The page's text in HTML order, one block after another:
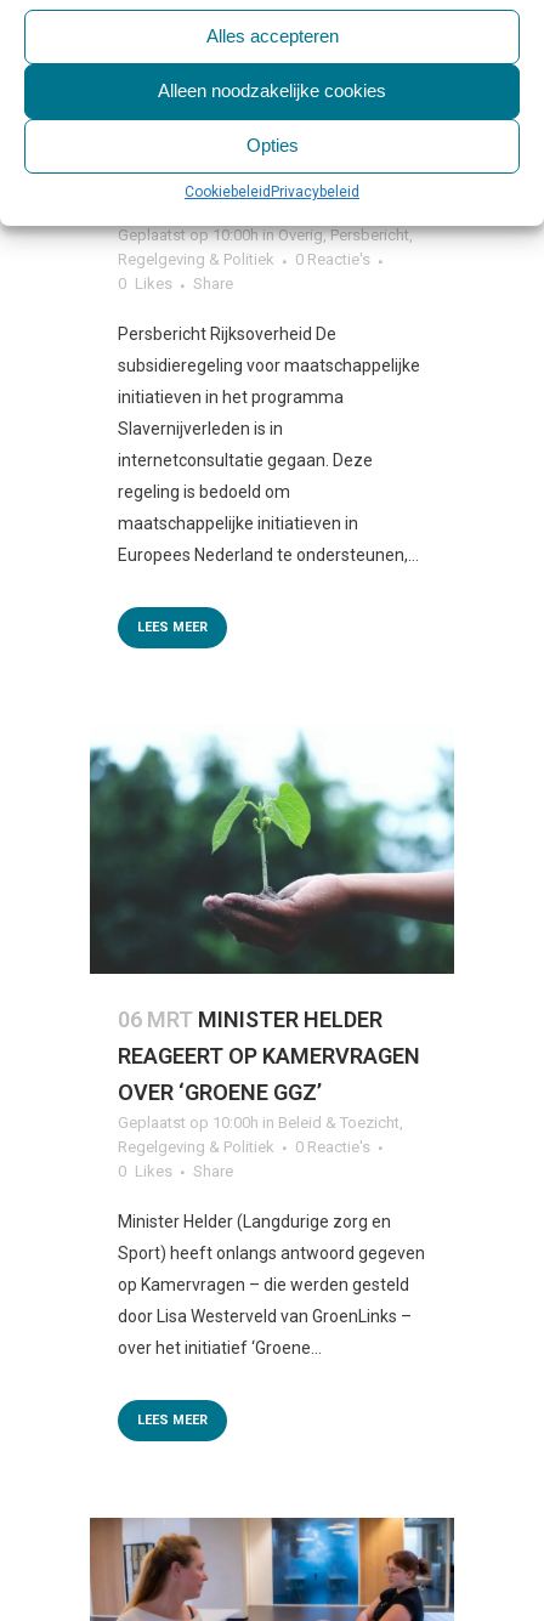
Alles accepteren
Alleen noodzakelijke cookies
Opties
CookiebeleidPrivacybeleid
INTERNETCONSULTATIE
REGELING
MAATSCHAPPELIJKE
INITIATIEVEN
SLAVERNIJVERLEDEN
Geplaatst op 10:00hinOverig,Persbericht,
Regelgeving & Politiek
0 Reactie's
0 Likes Share
Persbericht Rijksoverheid De
subsidieregeling voor maatschappelijke
initiatieven in het programma
Slavernijverleden is in
internetconsultatie gegaan. Deze
regeling is bedoeld om
maatschappelijke initiatieven in
Europees Nederland te ondersteunen,...
LEES MEER
06 MRT MINISTER HELDER
REAGEERT OP KAMERVRAGEN
OVER ‘GROENE GGZ’
Geplaatst op 10:00h in Beleid & Toezicht
Regelgeving & Politiek
0 Reactie's
0 Likes Share
Minister Helder (Langdurige zorg en
Sport) heeft onlangs antwoord gegeven
op Kamervragen – die werden gesteld
door Lisa Westerveld van GroenLinks –
over het initiatief ‘Groene...
LEES MEER